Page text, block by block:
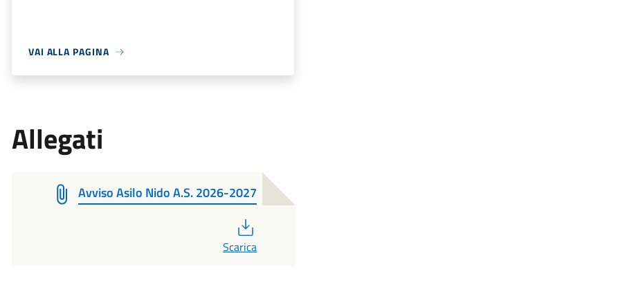
VAI ALLA PAGINA
Allegati
Avviso Asilo Nido A.S. 2026-2027
Scarica